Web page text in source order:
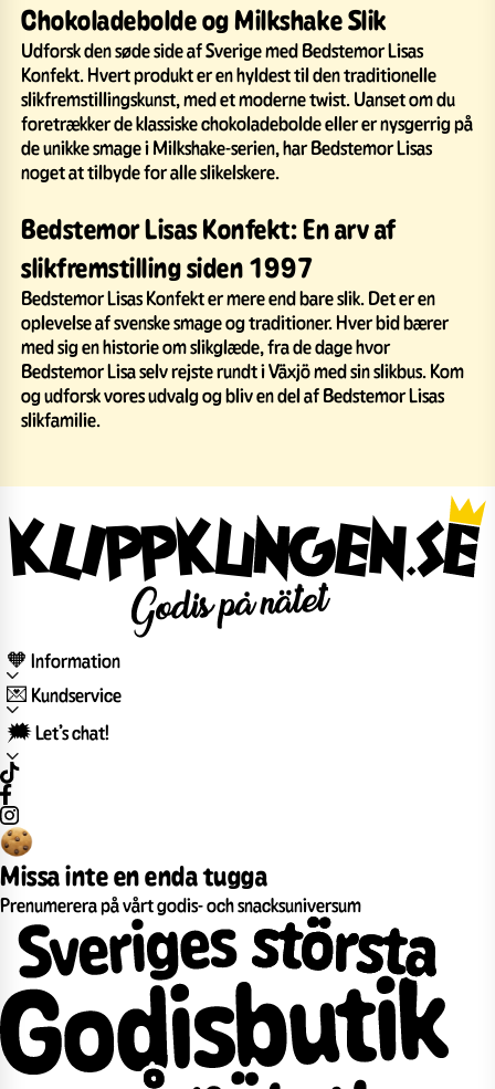
Chokoladebolde og Milkshake Slik
Udforsk den søde side af Sverige med Bedstemor Lisas
Konfekt. Hvert produkt er en hyldest til den traditionelle
slikfremstillingskunst, med et moderne twist. Uanset om du
foretrækker de klassiske chokoladebolde eller er nysgerrig på
de unikke smage i Milkshake-serien, har Bedstemor Lisas
noget at tilbyde for alle slikelskere.
Bedstemor Lisas Konfekt: En arv af
slikfremstilling siden 1997
Bedstemor Lisas Konfekt er mere end bare slik. Det er en
oplevelse af svenske smage og traditioner. Hver bid bærer
med sig en historie om slikglæde, fra de dage hvor
Bedstemor Lisa selv rejste rundt i Växjö med sin slikbus. Kom
og udforsk vores udvalg og bliv en del af Bedstemor Lisas
slikfamilie.
🧡 Information
💌 Kundservice
🗯️ Let’s chat!
Missa inte en enda tugga
Prenumerera på vårt godis- och snacksuniversum